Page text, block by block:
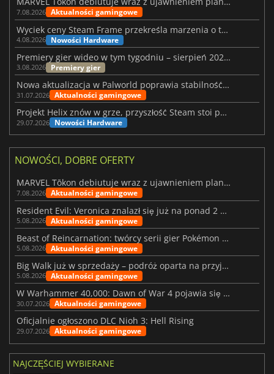
7.08.2026 Aktualności gamingowe
Wyciek ceny Steam Frame przekreśla marzenia o tanim zestawie VR
4.08.2026 Nowości Hardware
Premiery gier wideo w tym tygodniu – sierpień 2026 r. (32. tydzień)
3.08.2026 Premiery gier
Nowa aktualizacja w Palworld poprawia stabilność Sunreach i walk z bossami
31.07.2026 Aktualności gamingowe
Projekt Helix znów w grze, przyszłość Steam stoi pod znakiem zapytania
29.07.2026 Nowości Hardware
NOWOŚCI, DOBRE OFERTY
MARVEL Tōkon debiutuje wraz z ujawnieniem planu rozwoju na pierwszy rok
7.08.2026 Aktualności gamingowe
Resident Evil: Veronica znalazł się już na ponad 2 milionach list życzeń
5.08.2026 Aktualności gamingowe
Beast of Reincarnation: twórcy serii gier Pokémon wkraczają na nową ścieżkę
5.08.2026 Aktualności gamingowe
Big Walk już w sprzedaży – podróż oparta na przyjaźni
5.08.2026 Aktualności gamingowe
W Warhammer 40,000: Dawn of War 4 pojawia się frakcja Nekronów
30.07.2026 Aktualności gamingowe
Oficjalnie ogłoszono DLC Nioh 3: Hell Rising
29.07.2026 Aktualności gamingowe
NAJCZĘŚCIEJ WYBIERANE